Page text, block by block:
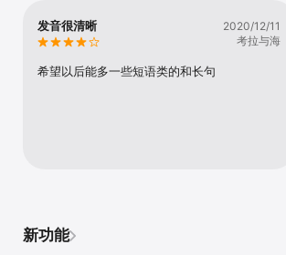
你法语脱口而出。
（5）云生词本：采用云端同步技术，为用户提供
发音很清晰
2020/12/11
考拉与海
希望以后能多一些短语类的和长句
新功能